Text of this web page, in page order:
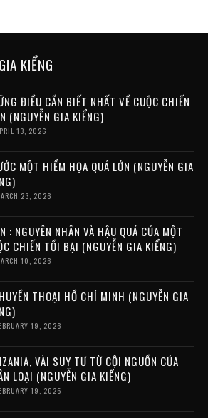
KIỂNG
ĐIỀU CẦN BIẾT NHẤT VỀ CUỘC CHIẾN
(NGUYỄN GIA KIỂNG)
13, 2026
MỘT HIỂM HỌA QUÁ LỚN (NGUYỄN GIA
23, 2026
: NGUYÊN NHÂN VÀ HẬU QUẢ CỦA MỘT
CHIẾN TỒI BẠI (NGUYỄN GIA KIỂNG)
10, 2026
THOẠI HỒ CHÍ MINH (NGUYỄN GIA
19, 2026
VÀI SUY TƯ TỪ CỘI NGUỒN CỦA
LOẠI (NGUYỄN GIA KIỂNG)
19, 2026